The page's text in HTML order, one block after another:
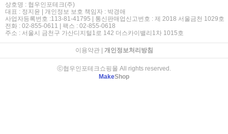
상호명 : 협우인포테크(주)
대표 : 정지윤 | 개인정보 보호 책임자 : 박경애
사업자등록번호 :113-81-41795 | 통신판매업신고번호 : 제 2018 서울금천 1029호
전화 : 02-855-0611 | 팩스 : 02-855-0618
주소 : 서울시 금천구 가산디지털1로 142 더스카이밸리1차 1015호
이용약관| 개인정보처리방침
ⓒ협우인포테크쇼핑몰 All rights reserved.
MakeShop